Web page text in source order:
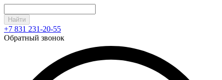
Найти
+7 831 231-20-55
Обратный звонок